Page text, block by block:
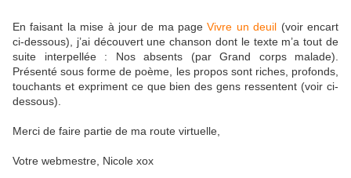
En faisant la mise à jour de ma pageVivre un deuil (voir encart
ci-dessous), j’ai découvert une chanson dont le texte m’a tout de
suite interpellée : Nos absents (par Grand corps malade).
Présenté sous forme de poème, les propos sont riches, profonds,
touchants et expriment ce que bien des gens ressentent (voir ci-
dessous).
Merci de faire partie de ma route virtuelle,
Votre webmestre, Nicole xox